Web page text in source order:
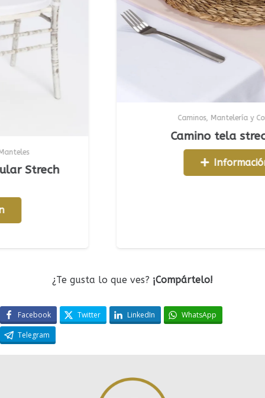
Mantelería y Confección
Camino tela strech
Información
¿Te gusta lo que ves? ¡Compártelo!
Facebook Twitter LinkedIn
WhatsApp
Telegram